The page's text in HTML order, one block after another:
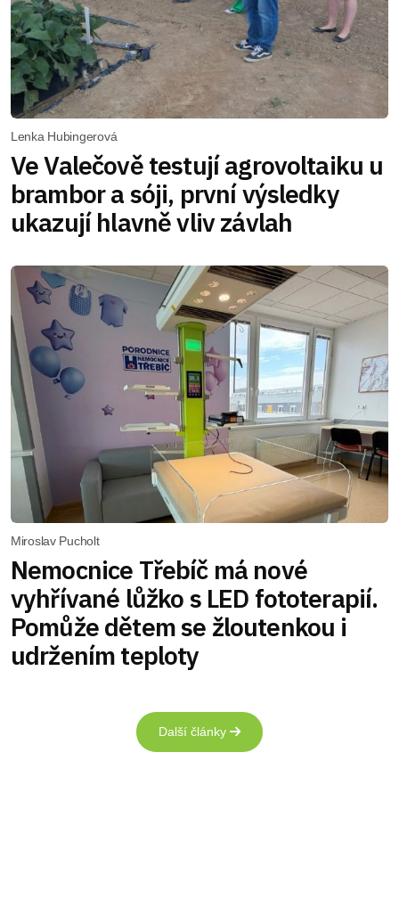
Lenka Hubingerová
Ve Valečově testují agrovoltaiku u
brambor a sóji, první výsledky
ukazují hlavně vliv závlah
Miroslav Pucholt
Nemocnice Třebíč má nové
vyhřívané lůžko s LED fototerapií.
Pomůže dětem se žloutenkou i
udržením teploty
Další články